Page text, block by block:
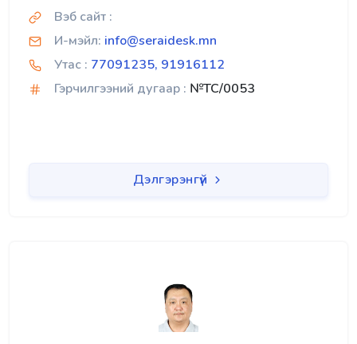
Вэб сайт :
И-мэйл: info@seraidesk.mn
Утас : 77091235, 91916112
Гэрчилгээний дугаар : №TC/0053
Дэлгэрэнгүй